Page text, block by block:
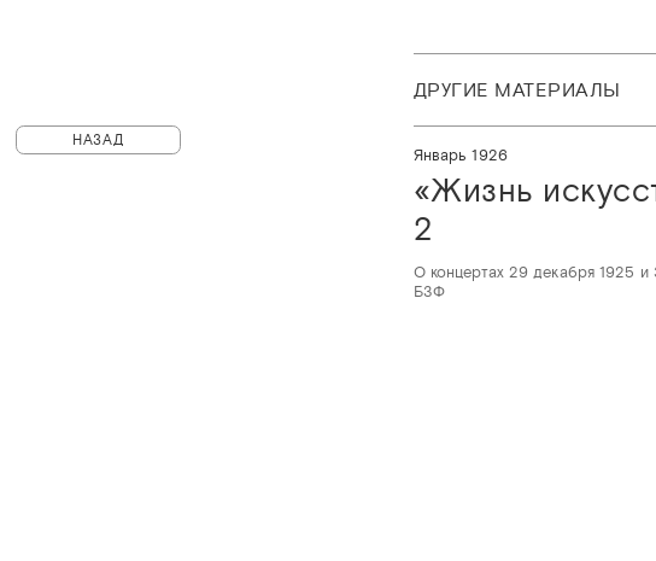
ДРУГИЕ МАТЕРИАЛЫ
Январь 1926
«Жизнь
2
О концертах 29 декабря 1925 и
БЗФ
НАЗАД